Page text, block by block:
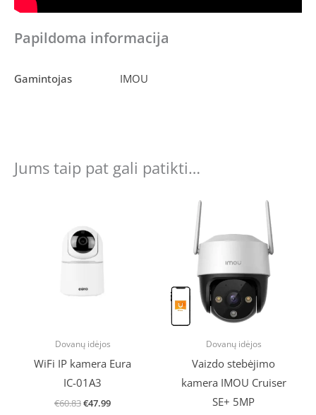
Papildoma informacija
Gamintojas IMOU
Jums taip pat gali patikti…
Dovanų idėjos
WiFi IP kamera Eura
IC-01A3
€60.83
€60.83.
€47.99
Dovanų idėjos
Vaizdo stebėjimo
kamera IMOU Cruiser
SE+ 5MP